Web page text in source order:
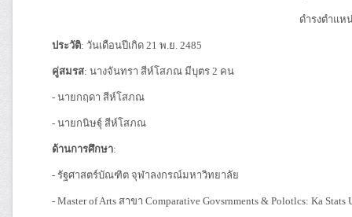
ดำรงตำแห
ประวัติ: วันเดือนปีเกิด 21 พ.ย. 2485
คู่สมรส: นางจันทรา สีห์โสภณ มีบุตร 2 คน
- นายกฤดา สีห์โสภณ
- นายกนิษฐุ์ สีห์โสภณ
ด้านการศึกษา:
- รัฐศาสตร์บัณฑิต จุฬาลงกรณ์มหาวิทยาลัย
- Master of Arts สาขา Comparative Govsrnments & Polotlcs: Ka Stats